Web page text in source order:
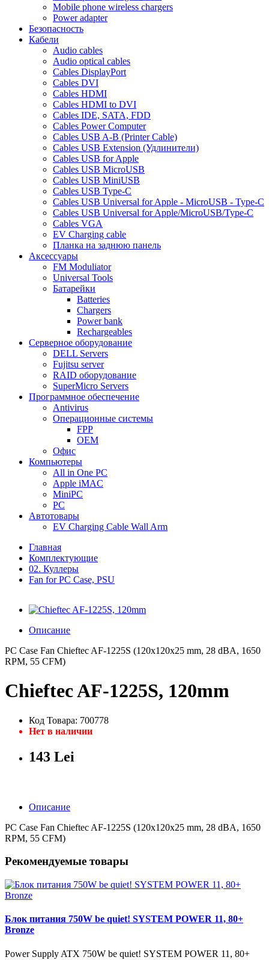
Mobile phone wireless chargers
Power adapter
Безопасность
Кабели
Audio cables
Audio optical cables
Cables DisplayPort
Cables DVI
Cables HDMI
Cables HDMI to DVI
Cables IDE, SATA, FDD
Cables Power Computer
Cables USB A-B (Printer Cable)
Cables USB Extension (Удлинители)
Cables USB for Apple
Cables USB MicroUSB
Cables USB MiniUSB
Cables USB Type-C
Cables USB Universal for Apple - MicroUSB - Type-C
Cables USB Universal for Apple/MicroUSB/Type-C
Cables VGA
EV Charging cable
Планка на заднюю панель
Аксессуары
FM Moduliator
Universal Tools
Батарейки
Batteries
Chargers
Power bank
Rechargeables
Серверное оборудование
DELL Servers
Fujitsu server
RAID оборудование
SuperMicro Servers
Программное обеспечение
Antivirus
Операционные системы
FPP
OEM
Офис
Компьютеры
All in One PC
Apple iMAC
MiniPC
PC
Автотовары
EV Charging Cable Wall Arm
Главная
Комплектующие
02. Куллеры
Fan for PC Case, PSU
Описание
PC Case Fan Chieftec AF-1225S (120x120x25 mm, 28 dBA, 1650
RPM, 55 CFM)
Chieftec AF-1225S, 120mm
Код Товара: 700778
Нет в наличии
143 Lei
Описание
PC Case Fan Chieftec AF-1225S (120x120x25 mm, 28 dBA, 1650
RPM, 55 CFM)
Рекомендуемые товары
Блок питания 750W be quiet! SYSTEM POWER 11, 80+
Bronze
Power Supply ATX 750W be quiet! SYSTEM POWER 11, 80+